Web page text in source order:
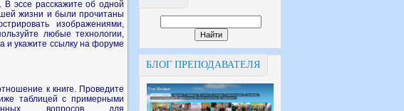
БЛОГ ПРЕПОДАВАТЕЛЯ
. В эссе расскажите об одной
жизни и были прочитаны
изображениями,
любые технологии,
и укажите ссылку на форуме
к книге. Проведите
таблицей с примерными
вопросов для